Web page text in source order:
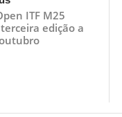
ITF M25
edição a